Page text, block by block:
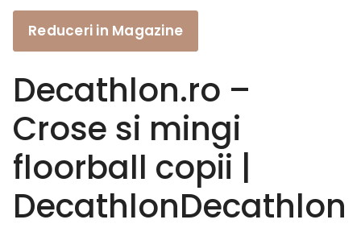
Reduceri in Magazine
Decathlon.ro –
Crose si mingi
floorball copii |
DecathlonDecathlon